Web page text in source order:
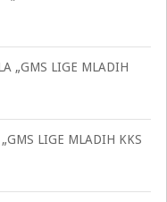
„GMS LIGE MLADIH
LIGE MLADIH KKS